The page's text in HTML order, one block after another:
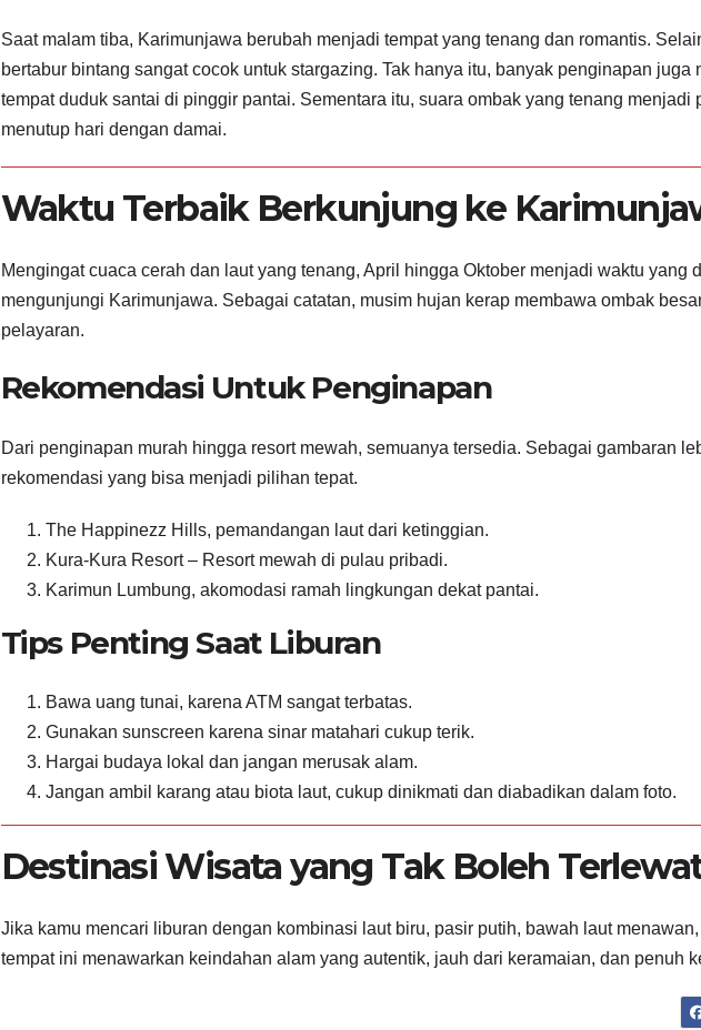
Saat malam tiba, Karimunjawa berubah menjadi tempat yang tenang dan romantis.
bertabur bintang sangat cocok untuk stargazing. Tak hanya itu, banyak penginapan juga
tempat duduk santai di pinggir pantai. Sementara itu, suara ombak yang tenang menjadi
menutup hari dengan damai.
Waktu Terbaik Berkunjung ke
Mengingat cuaca cerah dan laut yang tenang, April hingga Oktober menjadi waktu yang
mengunjungi Karimunjawa. Sebagai catatan, musim hujan kerap membawa ombak
pelayaran.
Rekomendasi Untuk Penginapan
Dari penginapan murah hingga resort mewah, semuanya tersedia. Sebagai gambaran
rekomendasi yang bisa menjadi pilihan tepat.
The Happinezz Hills, pemandangan laut dari ketinggian.
Kura-Kura Resort – Resort mewah di pulau pribadi.
Karimun Lumbung, akomodasi ramah lingkungan dekat pantai.
Tips Penting Saat Liburan
Bawa uang tunai, karena ATM sangat terbatas.
Gunakan sunscreen karena sinar matahari cukup terik.
Hargai budaya lokal dan jangan merusak alam.
Jangan ambil karang atau biota laut, cukup dinikmati dan diabadikan dalam foto.
Destinasi Wisata yang Tak Boleh
Jika kamu mencari liburan dengan kombinasi laut biru, pasir putih, bawah laut
tempat ini menawarkan keindahan alam yang autentik, jauh dari keramaian, dan penuh